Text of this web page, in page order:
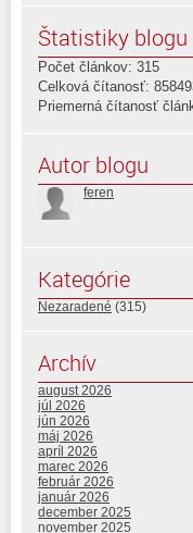
Štatistiky blogu
Počet článkov: 315
Celková čítanosť:
Priemerná čítanosť
Autor blogu
feren
Kategórie
Nezaradené (315)
Archív
august 2026
júl 2026
jún 2026
máj 2026
apríl 2026
marec 2026
február 2026
január 2026
december 2025
november 2025